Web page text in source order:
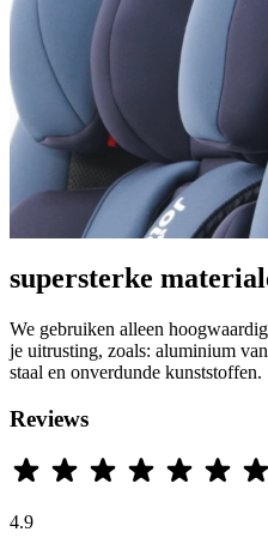
supersterke
We gebruiken alleen
je uitrusting, zoals: aluminium
staal en onverdunde kunststoffen.
Reviews
4.9